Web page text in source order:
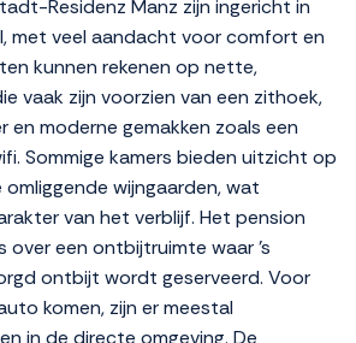
Residenz Manz zijn ingericht in
met veel aandacht voor comfort en
kunnen rekenen op nette,
vaak zijn voorzien van een zithoek,
en moderne gemakken zoals een
Sommige kamers bieden uitzicht op
wijngaarden, wat
van het verblijf. Het pension
over een ontbijtruimte waar 's
ontbijt wordt geserveerd. Voor
komen, zijn er meestal